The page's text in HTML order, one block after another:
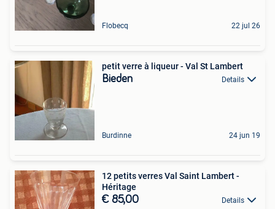
Flobecq 22 jul 26
petit verre à liqueur - Val St Lambert
Bieden Details
Burdinne 24 jun 19
12 petits verres Val Saint Lambert -
Héritage
€ 85,00 Details